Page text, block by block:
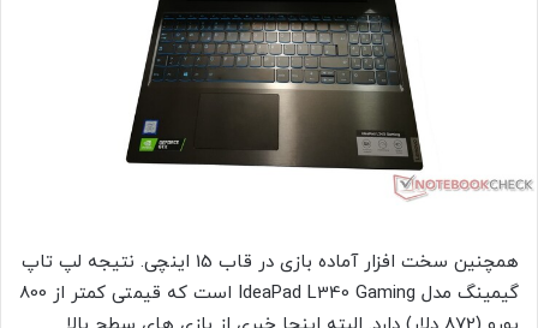
همچنین سخت افزار آماده بازی در قاب 15 اینچی. نتیجه لپ تاپ
گیمینگ مدل IdeaPad L340 Gaming است که قیمتی کمتر از 800